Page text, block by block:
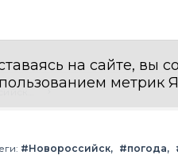
на сайте, вы
метрик
до 25 м/с продлятся четыре дня
#Новороссийск #погода